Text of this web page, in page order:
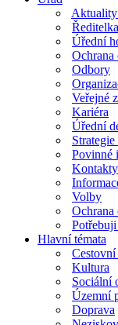
Aktuality
Úřední
Odbory
Veřejné
Kariéra
Úřední
Povinné
Kontakty
Volby
Ochrana
Hlavní témata
Cestovní
Kultura
Sociální
Územní
Doprava